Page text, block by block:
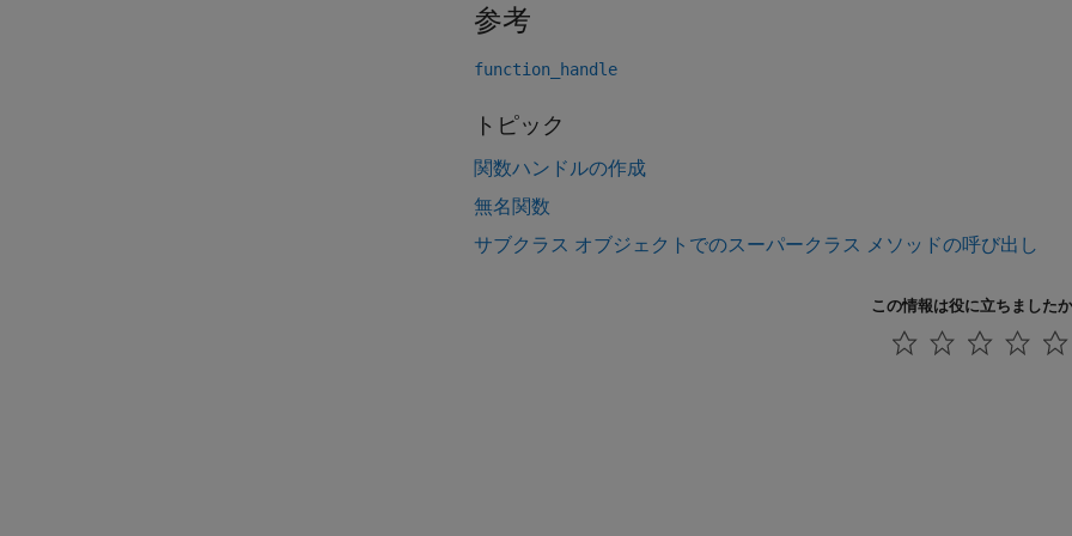
参考
function_handle
トピック
関数ハンドルの作成
無名関数
サブクラス オブジェクトでのスーパークラス メソッドの呼び出し
この情報は役に立ちました